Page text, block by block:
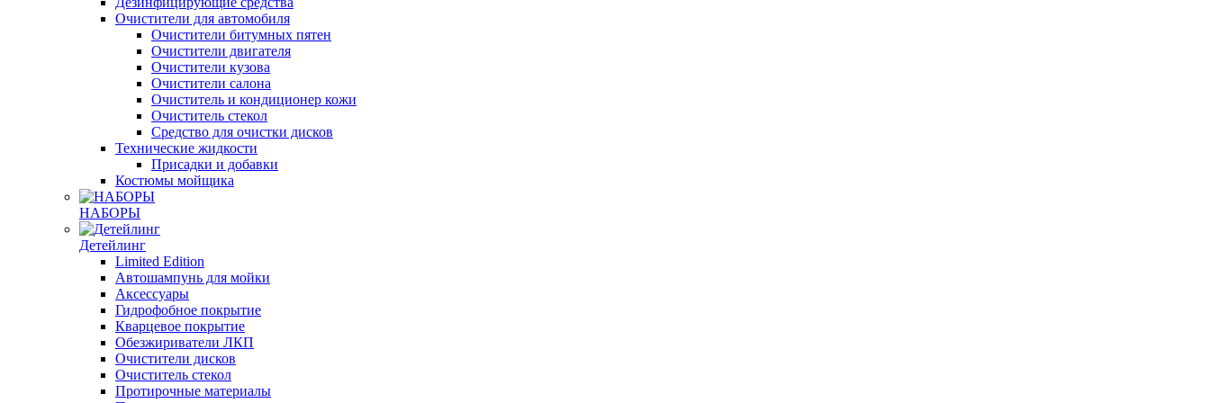
Очистители для автомобиля
Очистители битумных пятен
Очистители двигателя
Очистители кузова
Очистители салона
Очиститель и кондиционер кожи
Очиститель стекол
Средство для очистки дисков
Технические жидкости
Присадки и добавки
Костюмы мойщика
НАБОРЫ
Детейлинг
Limited Edition
Автошампунь для мойки
Аксессуары
Гидрофобное покрытие
Кварцевое покрытие
Обезжириватели ЛКП
Очистители дисков
Очиститель стекол
Протирочные материалы